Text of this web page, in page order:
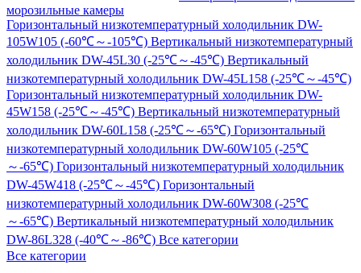
морозильные камеры
Горизонтальный низкотемпературный холодильник DW-
105W105 (-60℃～-105℃) Вертикальный низкотемпературный
холодильник DW-45L30 (-25℃～-45℃) Вертикальный
низкотемпературный холодильник DW-45L158 (-25℃～-45℃)
Горизонтальный низкотемпературный холодильник DW-
45W158 (-25℃～-45℃) Вертикальный низкотемпературный
холодильник DW-60L158 (-25℃～-65℃) Горизонтальный
низкотемпературный холодильник DW-60W105 (-25℃
～-65℃) Горизонтальный низкотемпературный холодильник
DW-45W418 (-25℃～-45℃) Горизонтальный
низкотемпературный холодильник DW-60W308 (-25℃
～-65℃) Вертикальный низкотемпературный холодильник
DW-86L328 (-40℃～-86℃) Все категории
Все категории